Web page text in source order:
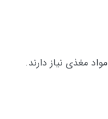
مغذی نیاز دارند.